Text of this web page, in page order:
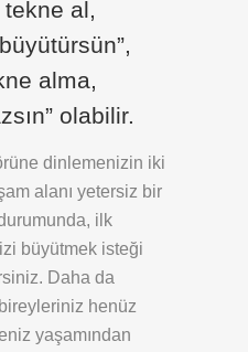
tekne al,
alma,
olabilir.
dinlemenizin iki
alanı yetersiz bir
ilk
büyütmek isteği
Daha da
henüz
yaşamından